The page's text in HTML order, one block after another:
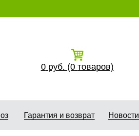
0 руб. (0 товаров)
Гарантия и возврат Новости